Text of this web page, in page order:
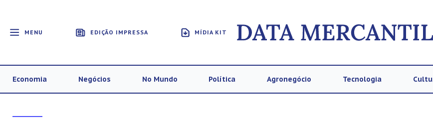
MENU EDIÇÃO IMPRESSA MÍDIA KIT
Economia Negócios No Mundo Política Agronegócio Tecnologia